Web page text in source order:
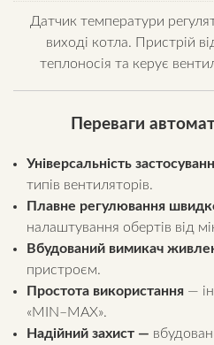
Датчик температури
виході котла. Пристрій
теплоносія та керує
Переваги
Універсальність
типів вентиляторів.
Плавне регулювання
налаштування обертів від
Вбудований вимикач
пристроєм.
Простота використання —
«MIN–MAX».
Надійний захист —